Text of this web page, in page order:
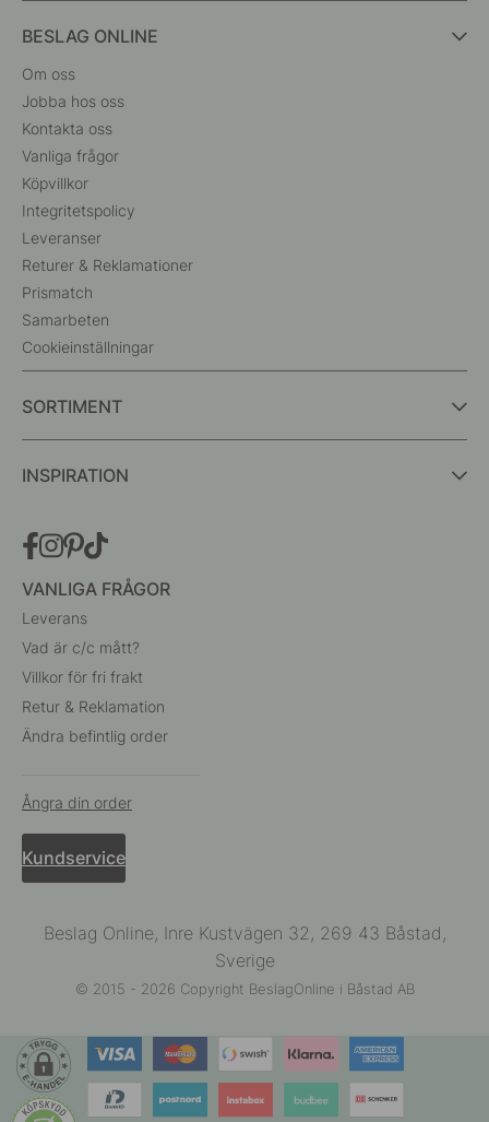
BESLAG ONLINE
Om oss
Jobba hos oss
Kontakta oss
Vanliga frågor
Köpvillkor
Integritetspolicy
Leveranser
Returer & Reklamationer
Prismatch
Samarbeten
Cookieinställningar
SORTIMENT
INSPIRATION
VANLIGA FRÅGOR
Leverans
Vad är c/c mått?
Villkor för fri frakt
Retur & Reklamation
Ändra befintlig order
Ångra din order
Kundservice
Beslag Online, Inre Kustvägen 32, 269 43 Båstad,
Sverige
© 2015 - 2026 Copyright BeslagOnline i Båstad AB